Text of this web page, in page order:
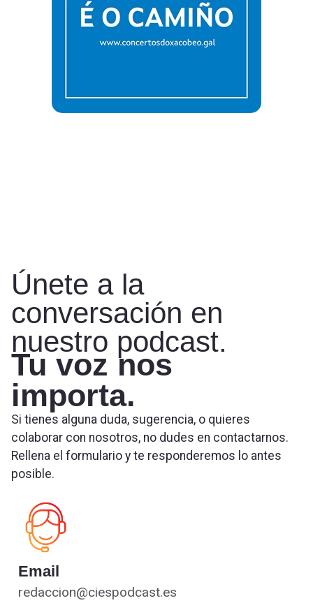
Únete a la
conversación en
nuestro podcast.
Tu voz nos
importa.
Si tienes alguna duda, sugerencia, o quieres
colaborar con nosotros, no dudes en contactarnos.
Rellena el formulario y te responderemos lo antes
posible.
Email
redaccion@ciespodcast.es